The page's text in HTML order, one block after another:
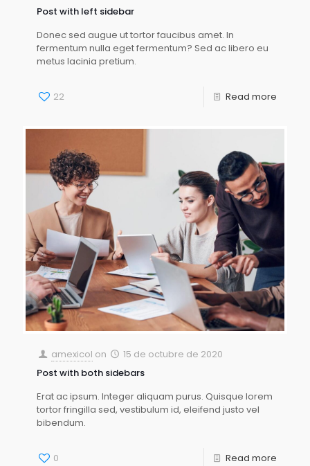
Post with left sidebar
Donec sed augue ut tortor faucibus amet. In
fermentum nulla eget fermentum? Sed ac libero eu
metus lacinia pretium.
22 Read more
amexicol on
15 de octubre de 2020
Post with both sidebars
Erat ac ipsum. Integer aliquam purus. Quisque lorem
tortor fringilla sed, vestibulum id, eleifend justo vel
bibendum.
0 Read more